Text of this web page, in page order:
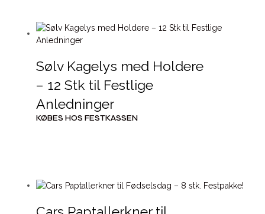
Sølv Kagelys med Holdere
– 12 Stk til Festlige
Anledninger
KØBES HOS FESTKASSEN